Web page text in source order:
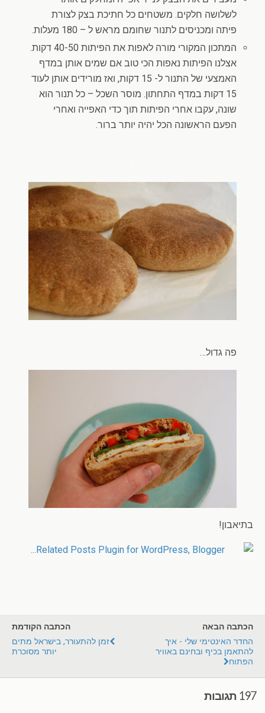
לשלושה חלקים. משטחים כל חתיכת בצק לצורת
פיתה ומכניסים לתנור שחומם מראש ל – 180 מעלות.
המתכון המקורי מורה לאפות את הפיתות 40-50 דקות.
אצלנו הפיתות נאפות הכי טוב אם שמים אותן במדף
האמצעי של התנור ל- 15 דקות, ואז מורידים אותן לעוד
15 דקות במדף התחתון. מוסר השכל – כל תנור הוא
שונה, עקבו אחרי הפיתות תוך כדי האפייה ואחרי
הפעם הראשונה הכל יהיה יותר ברור.
פה גדול…
בתיאבון!
הכתבה הקודמת
זמן להתעורר, בישראל מתים
יותר מסוכרת
הכתבה הבאה
החדר האינטימי שלי - איך
להתאמן בכיף ובחינם באוויר
הפתוח
197 תגובות